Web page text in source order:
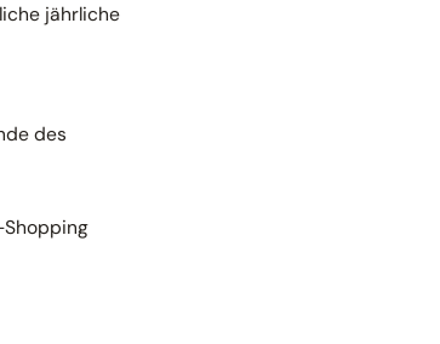
jährliche
des